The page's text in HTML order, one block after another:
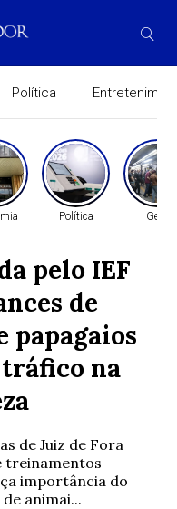
Política
Política Geral
pelo IEF
de
papagaios
na
de Juiz de Fora
treinamentos
importância do
animai...